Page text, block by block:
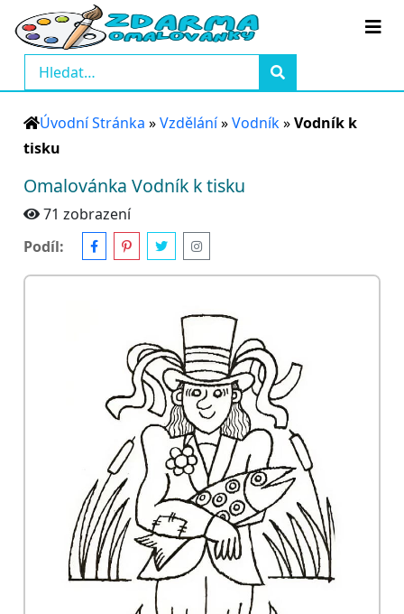
Úvodní Stránka »Vzdělání»Vodník»Vodník k
tisku
Omalovánka Vodník k tisku
71 zobrazení
Podíl: